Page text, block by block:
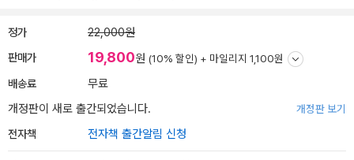
정가 22,000원
판매가 19,800원 (10% 할인) + 마일리지 1,100원
배송료
무료
개정판이 새로 출간되었습니다.
개정판 보기
전자책 전자책 출간알림 신청